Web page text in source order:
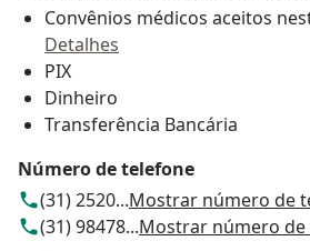
Convênios médicos aceitos
Detalhes
PIX
Dinheiro
Transferência Bancária
Número de telefone
(31) 2520...Mostrar número de
(31) 98478...Mostrar número